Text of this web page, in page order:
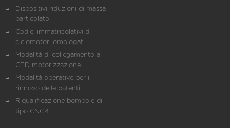
Dispositivi riduzioni di massa
particolato
Codici immatricolativi di
ciclomotori omologati
Modalità di collegamento al
CED motorizzazione
Modalità operative per il
rinnovo delle patenti
Riqualificazione bombole di
tipo CNG4